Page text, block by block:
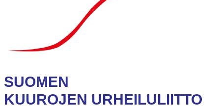
SUOMEN
KUUROJEN URHEILULIITTO